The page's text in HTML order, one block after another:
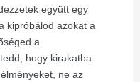
együtt egy
kipróbálod azokat a
a
hogy kirakatba
ne az